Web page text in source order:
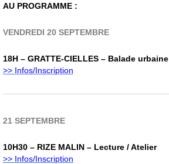
AU PROGRAMME :
VENDREDI 20 SEPTEMBRE
18H – GRATTE-CIELLES – Balade urbaine
>> Infos/Inscription
21 SEPTEMBRE
10H30 – RIZE MALIN – Lecture / Atelier
>> Infos/Inscription